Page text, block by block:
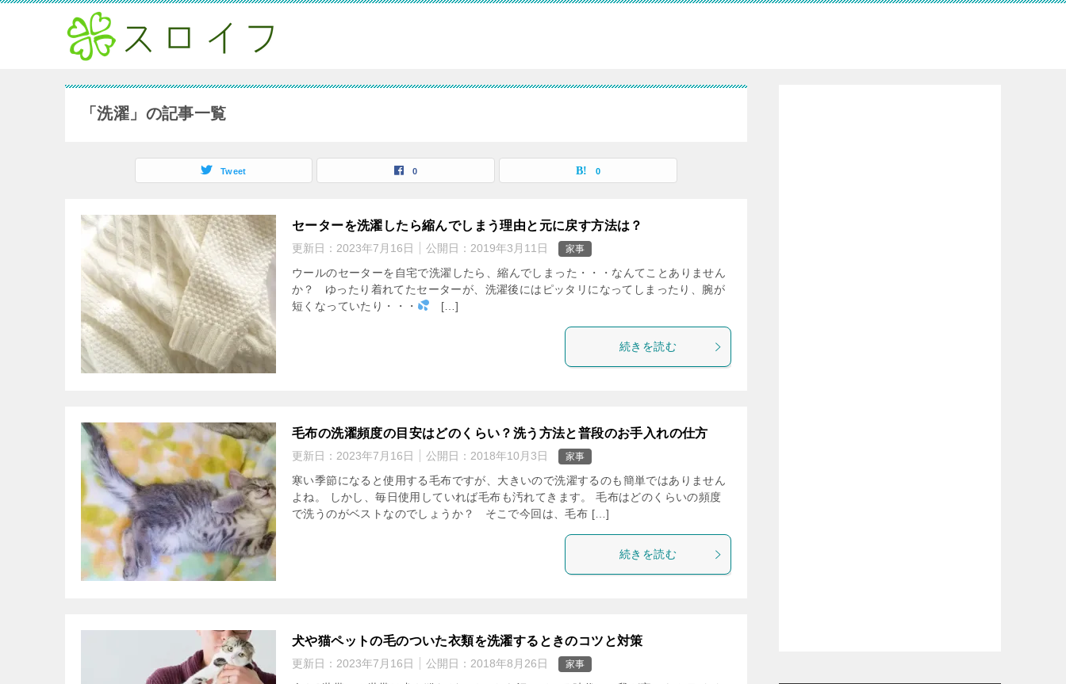
「洗濯」の記事一覧
Tweet 0 0
セーターを洗濯したら縮んでしまう理由と元に戻す方法は？
更新日： 2023年7月16日 公開日： 2019年3月11日 家事
ウールのセーターを自宅で洗濯したら、縮んでしまった・・・なんてことありません
か？ ゆったり着れてたセーターが、洗濯後にはピッタリになってしまったり、腕が
短くなっていたり・・・
[…]
続きを読む
毛布の洗濯頻度の目安はどのくらい？洗う方法と普段のお手入れの仕方
更新日： 2023年7月16日 公開日： 2018年10月3日 家事
寒い季節になると使用する毛布ですが、大きいので洗濯するのも簡単ではありません
よね。 しかし、毎日使用していれば毛布も汚れてきます。 毛布はどのくらいの頻度
で洗うのがベストなのでしょうか？ そこで今回は、毛布 […]
続きを読む
犬や猫ペットの毛のついた衣類を洗濯するときのコツと対策
更新日： 2023年7月16日 公開日： 2018年8月26日 家事